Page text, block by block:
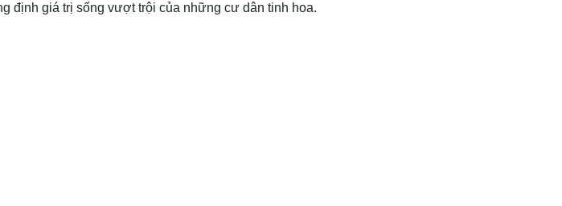
định giá trị sống vượt trội của những cư dân tinh hoa.